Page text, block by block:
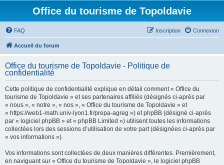
Office du tourisme de Topoldavie
FAQ Connexion
Inscription
Accueil du forum
Office du tourisme de Topoldavie - Politique de
confidentialité
Cette politique de confidentialité explique en détail comment « Office du
tourisme de Topoldavie » et ses partenaires affiliés (désignés ci-après par
« nous », « notre », « nos », « Office du tourisme de Topoldavie » et
« https://web1-math.univ-lyon1.fr/prepa-agreg ») et phpBB (désigné ci-après
par « logiciel phpBB » et « phpBB Limited ») utilisent toutes les informations
collectées lors des sessions d’utilisation de votre part (désignées ci-après par
« vos informations »).
Vos informations sont collectées de deux manières différentes. Premièrement,
en naviguant sur « Office du tourisme de Topoldavie », le logiciel phpBB